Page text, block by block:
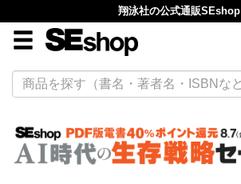
翔泳社の公式通販SEshop